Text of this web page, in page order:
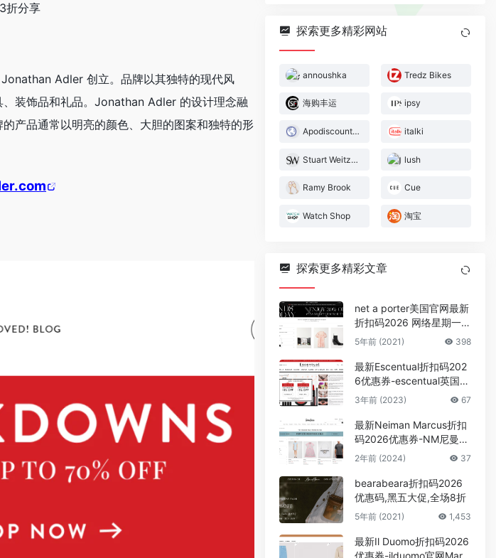
折分享
Adler 创立。品牌以其独特的现代风
装饰品和礼品。Jonathan Adler 的设计理念融
产品通常以明亮的颜色、大胆的图案和独特的形
探索更多精彩网站
annoushka Tredz Bikes
海购丰运 ipsy
Apodiscounterde italki
Stuart Weitzman lush
Ramy Brook Cue
Watch Shop 淘宝
探索更多精彩文章
net a porter美国官网最新
折扣码2026 网络星期一大
促入口内单品可享7折优惠
5年前 (2021) 398
最新Escentual折扣码202
6优惠券-escentual英国官
网全场美妆护肤最高享额
3年前 (2023) 67
最新Neiman Marcus折扣
码2026优惠券-NM尼曼美
国官网时尚大牌私密特卖6
2年前 (2024) 37
bearabeara折扣码2026
优惠码,黑五大促,全场8折
5年前 (2021) 1,453
最新Il Duomo折扣码2026
优惠券-ilduomo官网Marni